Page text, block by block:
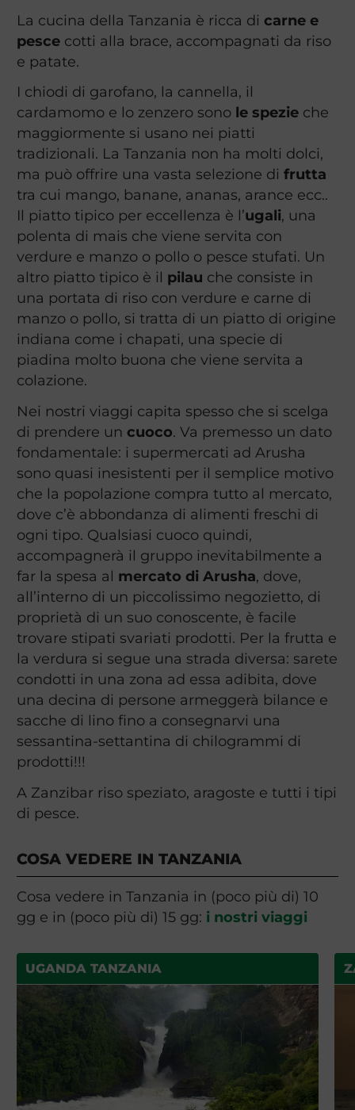
La cucina della Tanzania è ricca di carne e
pescecotti alla brace, accompagnati da riso
e patate.
I chiodi di garofano, la cannella, il
cardamomo e lo zenzero sono le spezieche
maggiormente si usano nei piatti
tradizionali. La Tanzania non ha molti dolci,
ma può offrire una vasta selezione di frutta
tra cui mango, banane, ananas, arance ecc..
Il piatto tipico per eccellenza è l’ugali, una
polenta di mais che viene servita con
verdure e manzo o pollo o pesce stufati. Un
altro piatto tipico è il pilau che consiste in
una portata di riso con verdure e carne di
manzo o pollo, si tratta di un piatto di origine
indiana come i chapati, una specie di
piadina molto buona che viene servita a
colazione.
Nei nostri viaggi capita spesso che si scelga
di prendere un cuoco. Va premesso un dato
fondamentale: i supermercati ad Arusha
sono quasi inesistenti per il semplice motivo
che la popolazione compra tutto al mercato,
dove c’è abbondanza di alimenti freschi di
ogni tipo. Qualsiasi cuoco quindi,
accompagnerà il gruppo inevitabilmente a
far la spesa al mercato di Arusha, dove,
all’interno di un piccolissimo negozietto, di
proprietà di un suo conoscente, è facile
trovare stipati svariati prodotti. Per la frutta e
la verdura si segue una strada diversa: sarete
condotti in una zona ad essa adibita, dove
una decina di persone armeggerà bilance e
sacche di lino fino a consegnarvi una
sessantina-settantina di chilogrammi di
prodotti!!!
A Zanzibar riso speziato, aragoste e tutti i tipi
di pesce.
COSA VEDERE IN TANZANIA
Cosa vedere in Tanzania in (poco più di) 10
gg e in (poco più di) 15 gg: i nostri viaggi
UGANDA TANZANIA